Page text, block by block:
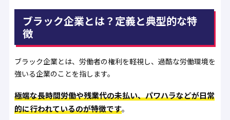
ブラック企業とは？定義と典型的な特
徴
ブラック企業とは、労働者の権利を軽視し、過酷な労働環境を
強いる企業のことを指します。
極端な長時間労働や残業代の未払い、パワハラなどが日常
的に行われているのが特徴です。